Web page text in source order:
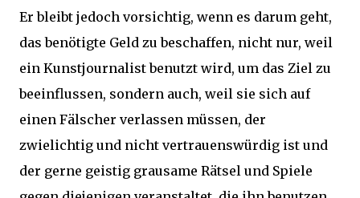
Er bleibt jedoch vorsichtig, wenn es darum geht,
das benötigte Geld zu beschaffen, nicht nur, weil
ein Kunstjournalist benutzt wird, um das Ziel zu
beeinflussen, sondern auch, weil sie sich auf
einen Fälscher verlassen müssen, der
zwielichtig und nicht vertrauenswürdig ist und
der gerne geistig grausame Rätsel und Spiele